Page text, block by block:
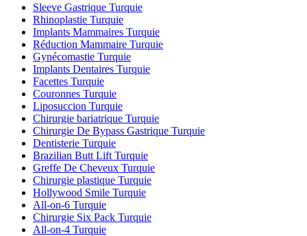
Sleeve Gastrique Turquie
Rhinoplastie Turquie
Implants Mammaires Turquie
Réduction Mammaire Turquie
Gynécomastie Turquie
Implants Dentaires Turquie
Facettes Turquie
Couronnes Turquie
Liposuccion Turquie
Chirurgie bariatrique Turquie
Chirurgie De Bypass Gastrique Turquie
Dentisterie Turquie
Brazilian Butt Lift Turquie
Greffe De Cheveux Turquie
Chirurgie plastique Turquie
Hollywood Smile Turquie
All-on-6 Turquie
Chirurgie Six Pack Turquie
All-on-4 Turquie